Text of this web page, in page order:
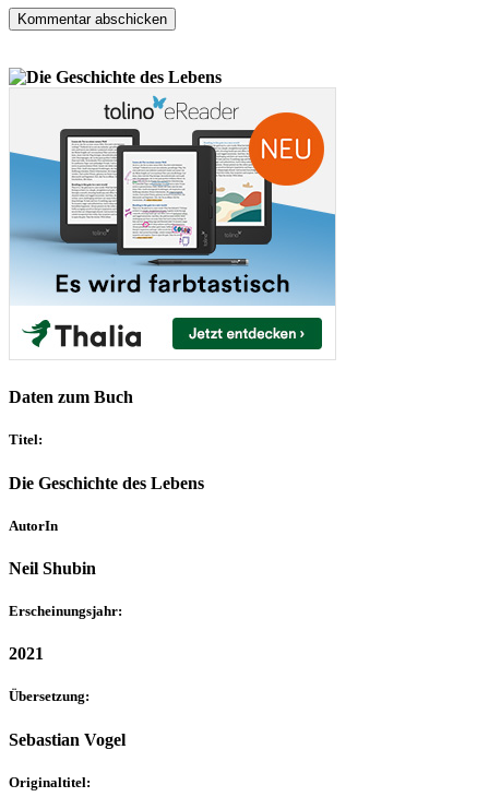
Daten zum Buch
Titel:
Die Geschichte des Lebens
AutorIn
Neil Shubin
Erscheinungsjahr:
2021
Übersetzung:
Sebastian Vogel
Originaltitel: